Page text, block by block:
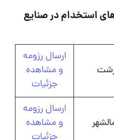
استخدام در صنایع
ارسال رزومه
و مشاهده
جزئیات
ارسال رزومه
و مشاهده